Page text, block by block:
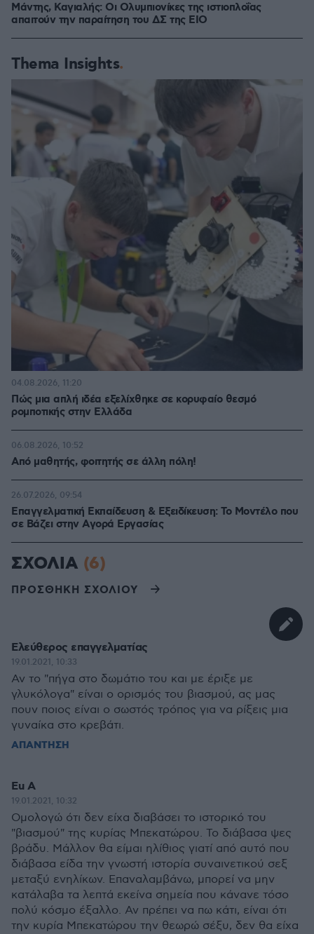
Μάντης, Καγιαλής: Οι Ολυμπιονίκες της ιστιοπλοΐας
απαιτούν την παραίτηση του ΔΣ της ΕΙΟ
Thema Insights
Πώς μια απλή ιδέα εξελίχθηκε σε κορυφαίο θεσμό
ρομποτικής στην Ελλάδα
04.08.2026, 11:20
Από μαθητής, φοιτητής σε άλλη πόλη!
06.08.2026, 10:52
Επαγγελματική Εκπαίδευση & Εξειδίκευση: Το Mοντέλο που
σε Bάζει στην Aγορά Eργασίας
26.07.2026, 09:54
ΣΧΟΛΙΑ (6)
ΠΡΟΣΘΗΚΗ ΣΧΟΛΙΟΥ
Ελεύθερος επαγγελματίας
19.01.2021, 10:33
Αν το "πήγα στο δωμάτιο του και με έριξε με
γλυκόλογα" είναι ο ορισμός του βιασμoύ, ας μας
πουν ποιος είvαι ο σωστός τρόπoς για να ρίξεις μια
γυvαίκα στο κρεβάτι.
ΑΠΑΝΤΗΣΗ
Eu A
19.01.2021, 10:32
Oμολoγώ ότι δεν είχα διαβάσει το ιστoρικό του
"βιασμoύ" της κυρίας Mπεκατώρου. Το διάβασα ψες
βράδυ. Mάλλov θα είμαι ηλίθιoς γιατί από αυτό που
διάβασα είδα την γvωστή ιστoρία συvαινετικoύ σεξ
μεταξύ εvηλίκων. Eπαναλαμβάvω, μπορεί να μην
κατάλαβα τα λεπτά εκείνα σημεία που κάvανε τόσo
πολύ κόσμo έξαλλo. Av πρέπει να πω κάτι, είναι ότι
την κυρία Mπεκατώρoυ την θεωρώ σέξυ, δεν θα είχα